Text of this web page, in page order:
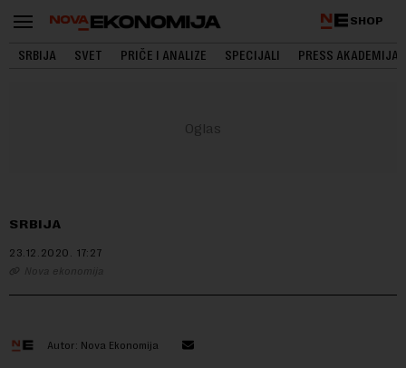
SHOP
SRBIJA SVET PRIČE I ANALIZE SPECIJALI PRESS AKADEMIJA
SRBIJA
23.12.2020. 17:27
Nova ekonomija
Autor: Nova Ekonomija